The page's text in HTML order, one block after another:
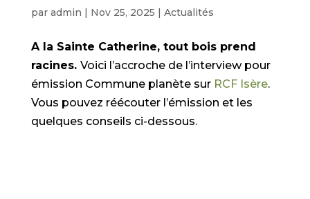
par admin | Nov 25, 2025 | Actualités
A la Sainte Catherine, tout bois prend
racines. Voici l’accroche de l’interview pour
émission Commune planète sur RCF Isère.
Vous pouvez réécouter l’émission et les
quelques conseils ci-dessous.